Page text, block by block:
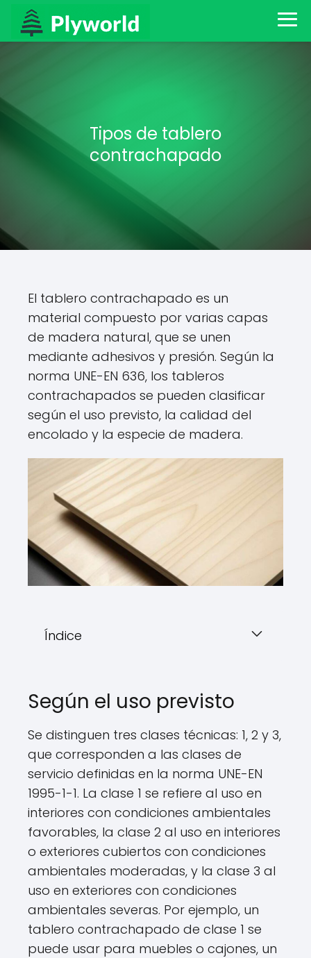
Tipos de tablero
contrachapado
El tablero contrachapado es un
material compuesto por varias capas
de madera natural, que se unen
mediante adhesivos y presión. Según la
norma UNE-EN 636, los tableros
contrachapados se pueden clasificar
según el uso previsto, la calidad del
encolado y la especie de madera.
Índice
Según el uso previsto
Se distinguen tres clases técnicas: 1, 2 y 3,
que corresponden a las clases de
servicio definidas en la norma UNE-EN
1995-1-1. La clase 1 se refiere al uso en
interiores con condiciones ambientales
favorables, la clase 2 al uso en interiores
o exteriores cubiertos con condiciones
ambientales moderadas, y la clase 3 al
uso en exteriores con condiciones
ambientales severas. Por ejemplo, un
tablero contrachapado de clase 1 se
puede usar para muebles o cajones, un